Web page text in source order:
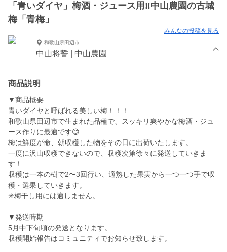
「青いダイヤ」梅酒・ジュース用‼︎中山農園の古城
梅「青梅」
みんなの投稿を見る
和歌山県田辺市
中山将誓 | 中山農園
商品説明
▼商品概要
青いダイヤと呼ばれる美しい梅！！！
和歌山県田辺市で生まれた品種で、スッキリ爽やかな梅酒・ジュ
ース作りに最適です😊
梅は鮮度が命、朝収穫した物をその日に出荷いたします。
一度に沢山収穫できないので、収穫次第徐々に発送していきま
す！
収穫は一本の樹で2〜3回行い、適熟した果実から一つ一つ手で収
穫・選果していきます。
✳︎梅干し用には適しません。
▼発送時期
5月中下旬頃の発送となります。
収穫開始報告はコミュニティでお知らせ致します。